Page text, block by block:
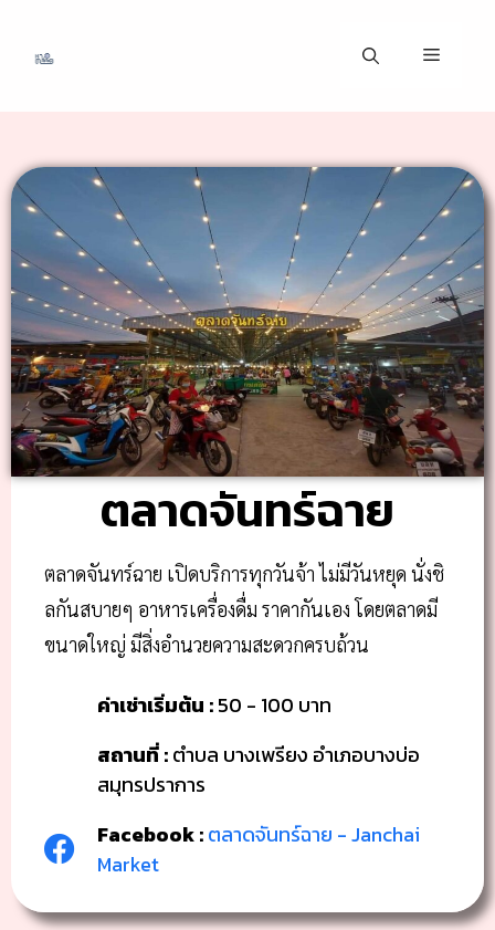
ตลาดจันทร์ฉาย
ตลาดจันทร์ฉาย เปิดบริการทุกวันจ้า ไม่มีวันหยุด นั่งชิ
ลกันสบายๆ อาหารเครื่องดื่ม ราคากันเอง โดยตลาดมี
ขนาดใหญ่ มีสิ่งอำนวยความสะดวกครบถ้วน
ค่าเช่าเริ่มต้น :50 - 100 บาท
สถานที่ :ตำบล บางเพรียง อำเภอบางบ่อ
สมุทรปราการ
Facebook :ตลาดจันทร์ฉาย - Janchai
Market